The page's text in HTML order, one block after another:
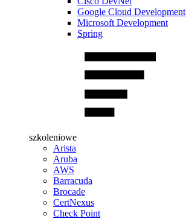
Google Cloud Development
Microsoft Development
Spring
szkoleniowe
Arista
Aruba
AWS
Barracuda
Brocade
CertNexus
Check Point